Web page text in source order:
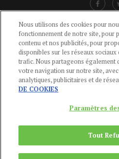
CGU-POLITIQUE DE
MENTIONS
01 44 59
Du Lundi au Vendredi,
Copyright © 2024
Nous utilisons des cookies pour
fonctionnement de notre site, pour
contenu et nos publicités, pour
disponibles sur les réseaux
trafic. Nous partageons également
votre navigation sur notre site,
analytiques, publicitaires et de
DE COOKIES
Paramètres
Tout